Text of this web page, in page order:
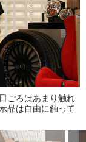
ごろはあまり触れ
品は自由に触って